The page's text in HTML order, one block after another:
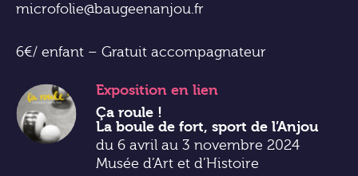
microfolie@baugeenanjou.fr
6€/ enfant – Gratuit accompagnateur
Exposition en lien
Ça roule !
La boule de fort, sport de l’Anjou
du 6 avril au 3 novembre 2024
Musée d’Art et d’Histoire